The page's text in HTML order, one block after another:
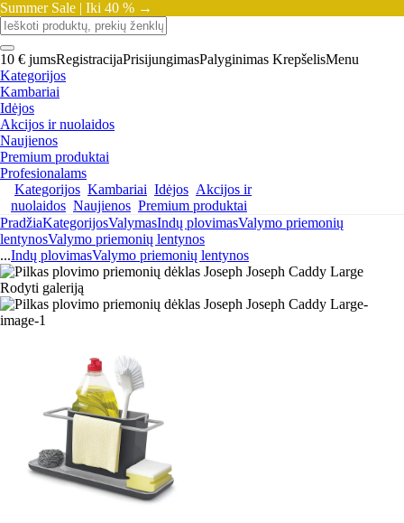
Summer Sale | Iki 40 % →
10 € jumsRegistracijaPrisijungimasPalyginimas KrepšelisMenu
Kategorijos
Kambariai
Idėjos
Akcijos ir nuolaidos
Naujienos
Premium produktai
Profesionalams
Kategorijos Kambariai Idėjos Akcijos ir
nuolaidos Naujienos Premium produktai
PradžiaKategorijosValymasIndų plovimasValymo priemonių
lentynosValymo priemonių lentynos
...Indų plovimasValymo priemonių lentynos
Rodyti galeriją